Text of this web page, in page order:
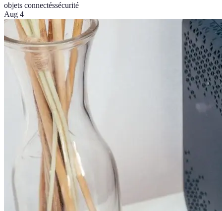
objets connectéssécurité
Aug 4